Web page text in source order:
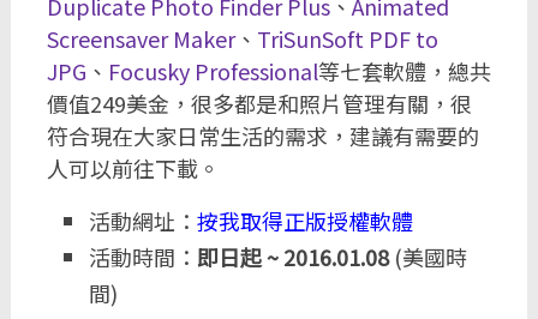
Screensaver Maker、 TriSunSoft PDF to
JPG 、 Focusky Professional等七套軟體，總共
價值249美金，很多都是和照片管理有關，很
符合現在大家日常生活的需求，建議有需要的
人可以前往下載。
活動網址： 按我取得正版授權軟體
活動時間： 即日起 ~ 2016.01.08(美國時
間)